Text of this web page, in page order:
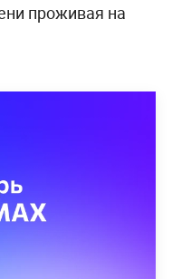
проживая на